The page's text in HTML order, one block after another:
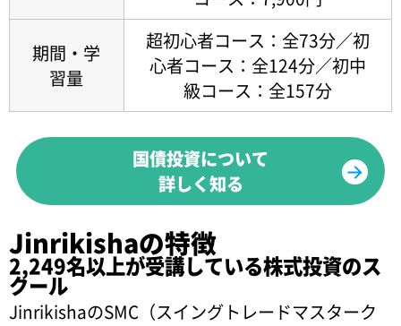
期間・学
習量
超初心者コース：全73分／初
心者コース：全124分／初中
級コース：全157分
国債投資について
詳しく知る
Jinrikishaの特徴
2,249名以上が受講している株式投資のス
クール
JinrikishaのSMC（スイングトレードマスターク